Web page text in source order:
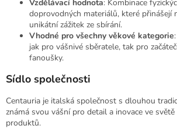
Vzdělávací hodnota: Kombinace
doprovodných materiálů, které přinášejí
unikátní zážitek ze sbírání.
Vhodné pro všechny věkové kategorie
jak pro vášnivé sběratele, tak pro
fanoušky.
Sídlo společnosti
Centauria je italská společnost s dlouhou
známá svou vášní pro detail a inovace ve
produktů.